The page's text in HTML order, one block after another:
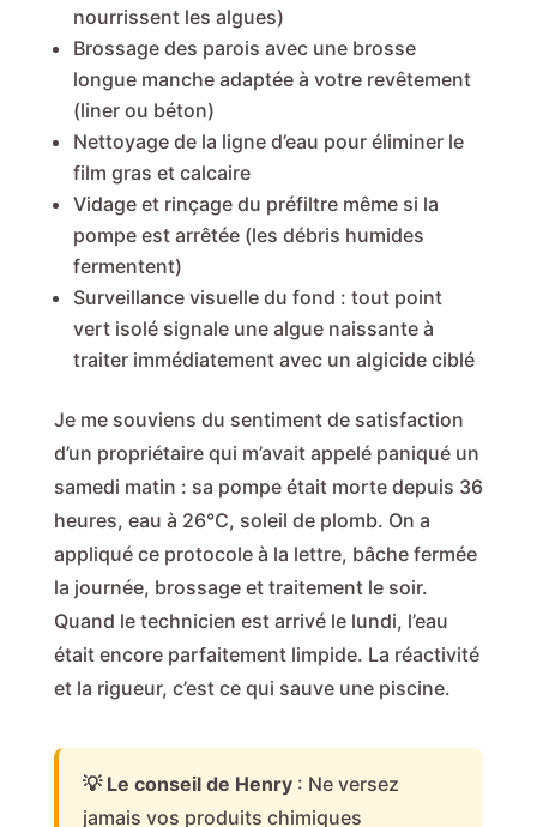
nourrissent les algues)
Brossage des parois avec une brosse
longue manche adaptée à votre revêtement
(liner ou béton)
Nettoyage de la ligne d’eau pour éliminer le
film gras et calcaire
Vidage et rinçage du préfiltre même si la
pompe est arrêtée (les débris humides
fermentent)
Surveillance visuelle du fond : tout point
vert isolé signale une algue naissante à
traiter immédiatement avec un algicide ciblé
Je me souviens du sentiment de satisfaction
d’un propriétaire qui m’avait appelé paniqué un
samedi matin : sa pompe était morte depuis 36
heures, eau à 26°C, soleil de plomb. On a
appliqué ce protocole à la lettre, bâche fermée
la journée, brossage et traitement le soir.
Quand le technicien est arrivé le lundi, l’eau
était encore parfaitement limpide. La réactivité
et la rigueur, c’est ce qui sauve une piscine.
💡 Le conseil de Henry: Ne versez
jamais vos produits chimiques